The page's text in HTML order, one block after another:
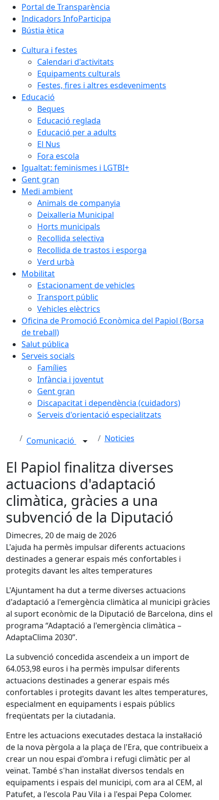
Portal de Transparència
Indicadors InfoParticipa
Bústia ètica
Cultura i festes
Calendari d'activitats
Equipaments culturals
Festes, fires i altres esdeveniments
Educació
Beques
Educació reglada
Educació per a adults
El Nus
Fora escola
Igualtat: feminismes i LGTBI+
Gent gran
Medi ambient
Animals de companyia
Deixalleria Municipal
Horts municipals
Recollida selectiva
Recollida de trastos i esporga
Verd urbà
Mobilitat
Estacionament de vehicles
Transport públic
Vehicles elèctrics
Oficina de Promoció Econòmica del Papiol (Borsa
de treball)
Salut pública
Serveis socials
Famílies
Infància i joventut
Gent gran
Discapacitat i dependència (cuidadors)
Serveis d'orientació especialitzats
Comunicació Noticies
El Papiol finalitza diverses
actuacions d'adaptació
climàtica, gràcies a una
subvenció de la Diputació
Dimecres, 20 de maig de 2026
L'ajuda ha permès impulsar diferents actuacions
destinades a generar espais més confortables i
protegits davant les altes temperatures
L'Ajuntament ha dut a terme diverses actuacions
d'adaptació a l'emergència climàtica al municipi gràcies
al suport econòmic de la Diputació de Barcelona, dins el
programa “Adaptació a l'emergència climàtica –
AdaptaClima 2030”.
La subvenció concedida ascendeix a un import de
64.053,98 euros i ha permès impulsar diferents
actuacions destinades a generar espais més
confortables i protegits davant les altes temperatures,
especialment en equipaments i espais públics
freqüentats per la ciutadania.
Entre les actuacions executades destaca la instal·lació
de la nova pèrgola a la plaça de l'Era, que contribueix a
crear un nou espai d'ombra i refugi climàtic per al
veïnat. També s'han instal·lat diversos tendals en
equipaments i espais del municipi, com ara al CEM, al
Patufet, a l'escola Pau Vila i a l'espai Pepa Colomer.